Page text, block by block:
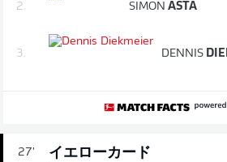
2. SIMON ASTA
3. DENNIS
27' イエローカード